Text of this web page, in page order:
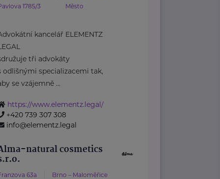
1785/3
Město
kancelář ELEMENTZ
tři advokáty
odlišnými specializacemi tak,
se vzájemně ...
https://www.elementz.legal/
+420 739 307 308
info@elementz.legal
natural cosmetics
63a Brno – Maloměřice